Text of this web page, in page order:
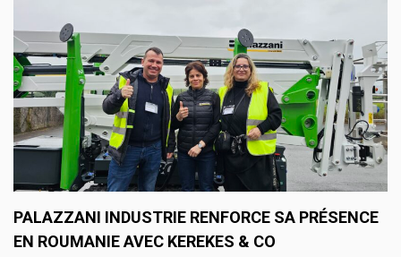
PALAZZANI INDUSTRIE RENFORCE SA PRÉSENCE
EN ROUMANIE AVEC KEREKES & CO